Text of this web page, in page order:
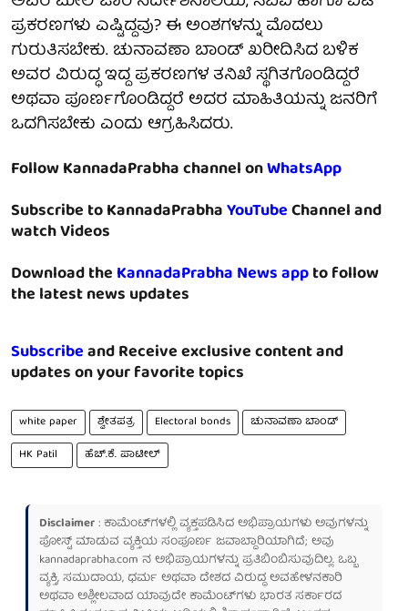
ಪ್ರಕರಣಗಳು ಎಷ್ಟಿದ್ದವು? ಈ ಅಂಶಗಳನ್ನು ಮೊದಲು
ಗುರುತಿಸಬೇಕು. ಚುನಾವಣಾ ಬಾಂಡ್‌ ಖರೀದಿಸಿದ ಬಳಿಕ
ಅವರ ವಿರುದ್ಧ ಇದ್ದ ಪ್ರಕರಣಗಳ ತನಿಖೆ ಸ್ಥಗಿತಗೊಂಡಿದ್ದರೆ
ಅಥವಾ ಪೂರ್ಣಗೊಂಡಿದ್ದರೆ ಅದರ ಮಾಹಿತಿಯನ್ನು ಜನರಿಗೆ
ಒದಗಿಸಬೇಕು ಎಂದು ಆಗ್ರಹಿಸಿದರು.
Follow KannadaPrabha channel onWhatsApp
Subscribe to KannadaPrabhaYouTubeChannel and
watch Videos
Download theKannadaPrabha News appto follow
the latest news updates
Subscribeand Receive exclusive content and
updates on your favorite topics
white paper ಶ್ವೇತಪತ್ರ Electoral bonds
ಚುನಾವಣಾ ಬಾಂಡ್
HK Patil
ಹೆಚ್‌.ಕೆ. ಪಾಟೀಲ್
Disclaimer: ಕಾಮೆಂಟ್‌ಗಳಲ್ಲಿ ವ್ಯಕ್ತಪಡಿಸಿದ ಅಭಿಪ್ರಾಯಗಳು ಅವುಗಳನ್ನು
ಪೋಸ್ಟ್ ಮಾಡುವ ವ್ಯಕ್ತಿಯ ಸಂಪೂರ್ಣ ಜವಾಬ್ದಾರಿಯಾಗಿದೆ; ಅವು
kannadaprabha.com ನ ಅಭಿಪ್ರಾಯಗಳನ್ನು ಪ್ರತಿಬಿಂಬಿಸುವುದಿಲ್ಲ. ಒಬ್ಬ
ವ್ಯಕ್ತಿ, ಸಮುದಾಯ, ಧರ್ಮ ಅಥವಾ ದೇಶದ ವಿರುದ್ಧ ಅವಹೇಳನಕಾರಿ
ಅಥವಾ ಅಶ್ಲೀಲವಾದ ಯಾವುದೇ ಕಾಮೆಂಟ್‌ಗಳು ಭಾರತ ಸರ್ಕಾರದ